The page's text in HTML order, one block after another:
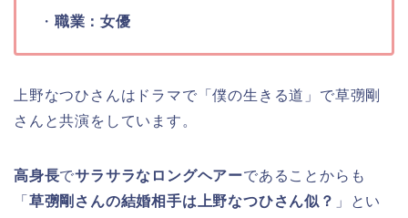
・ 職業：女優
上野なつひさんはドラマで「僕の生きる道」で草彅剛
さんと共演をしています。
高身長でサラサラなロングヘアーであることからも
「 草彅剛さんの結婚相手は上野なつひさん似？ 」とい